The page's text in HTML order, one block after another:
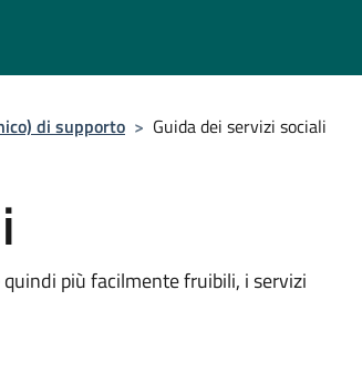
di supporto > Guida dei servizi sociali
più facilmente fruibili, i servizi